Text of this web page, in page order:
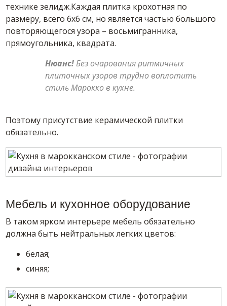
технике зелидж.Каждая плитка крохотная по
размеру, всего 6х6 см, но является частью большого
повторяющегося узора – восьмигранника,
прямоугольника, квадрата.
Нюанс!Без очарования ритмичных
плиточных узоров трудно воплотить
стиль Марокко в кухне.
Поэтому присутствие керамической плитки
обязательно.
Мебель и кухонное оборудование
В таком ярком интерьере мебель обязательно
должна быть нейтральных легких цветов:
белая;
синяя;